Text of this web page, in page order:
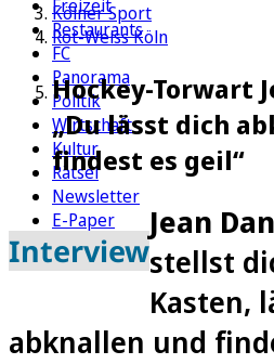
Freizeit
Restaurants
FC
Panorama
Politik
Wirtschaft
Kultur
Rätsel
Newsletter
E-Paper
Kölner Sport
Rot-Weiss Köln
Hockey-Torwart
„Du lässt dich
findest es geil“
Interview
Jean
stellst
Kasten,
abknallen und